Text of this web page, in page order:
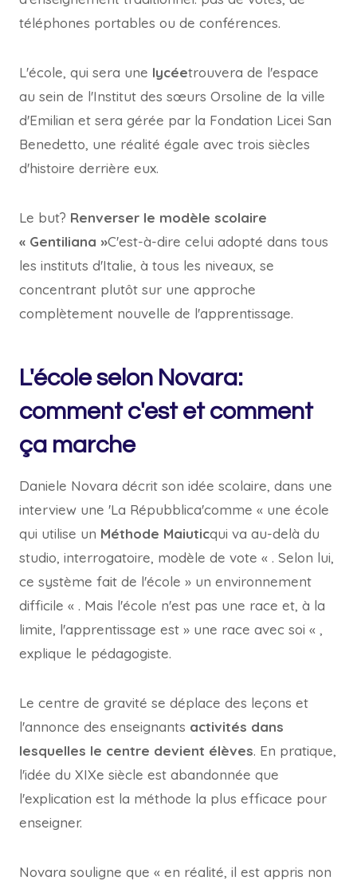
téléphones portables ou de conférences.
L'école, qui sera une lycéetrouvera de l'espace
au sein de l'Institut des sœurs Orsoline de la ville
d'Emilian et sera gérée par la Fondation Licei San
Benedetto, une réalité égale avec trois siècles
d'histoire derrière eux.
Le but? Renverser le modèle scolaire
« Gentiliana »C'est-à-dire celui adopté dans tous
les instituts d'Italie, à tous les niveaux, se
concentrant plutôt sur une approche
complètement nouvelle de l'apprentissage.
L'école selon Novara:
comment c'est et comment
ça marche
Daniele Novara décrit son idée scolaire, dans une
interview une 'La Répubblica'comme « une école
qui utilise un Méthode Maiuticqui va au-delà du
studio, interrogatoire, modèle de vote « . Selon lui,
ce système fait de l'école » un environnement
difficile « . Mais l'école n'est pas une race et, à la
limite, l'apprentissage est » une race avec soi « ,
explique le pédagogiste.
Le centre de gravité se déplace des leçons et
l'annonce des enseignants activités dans
lesquelles le centre devient élèves. En pratique,
l'idée du XIXe siècle est abandonnée que
l'explication est la méthode la plus efficace pour
enseigner.
Novara souligne que « en réalité, il est appris non